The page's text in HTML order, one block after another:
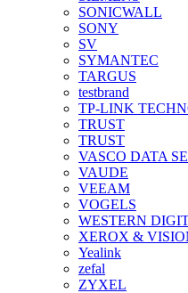
SONICWALL
SONY
SV
SYMANTEC
TARGUS
testbrand
TP-LINK
TRUST
TRUST
VASCO DATA
VAUDE
VEEAM
VOGELS
WESTERN
XEROX &
Yealink
zefal
ZYXEL